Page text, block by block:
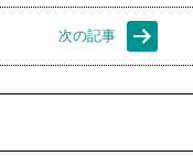
次の記事